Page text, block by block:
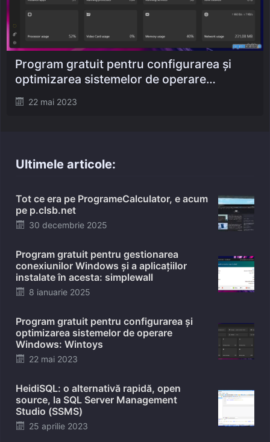
Posted
22 mai 2023
Program gratuit pentru configurarea și
optimizarea sistemelor de operare
Windows: Wintoys
Ultimele articole:
Tot ce era pe ProgrameCalculator, e acum
pe p.clsb.net
Posted
30 decembrie 2025
Program gratuit pentru gestionarea
conexiunilor Windows și a aplicațiilor
instalate în acesta: simplewall
Posted
8 ianuarie 2025
Program gratuit pentru configurarea și
optimizarea sistemelor de operare
Windows: Wintoys
Posted
22 mai 2023
HeidiSQL: o alternativă rapidă, open
source, la SQL Server Management
Studio (SSMS)
Posted
25 aprilie 2023